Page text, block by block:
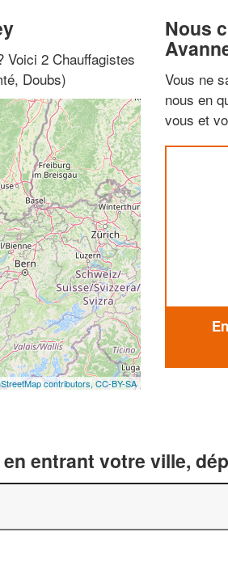
Voici 2 Chauffagistes
Doubs)
contributors, CC-BY-SA
Nous
Vous ne
nous en
vous et
entrant votre ville,